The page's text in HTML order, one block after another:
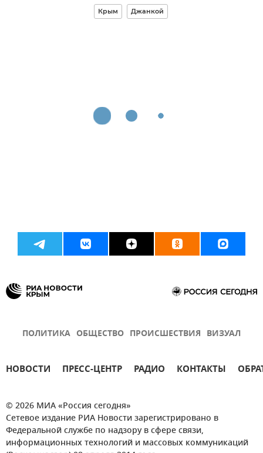
Крым Джанкой
ПОЛИТИКА ОБЩЕСТВО ПРОИСШЕСТВИЯ ВИЗУАЛ
НОВОСТИ ПРЕСС-ЦЕНТР РАДИО КОНТАКТЫ
© 2026 МИА «Россия сегодня»
Сетевое издание РИА Новости зарегистрировано в
Федеральной службе по надзору в сфере связи,
информационных технологий и массовых коммуникаций